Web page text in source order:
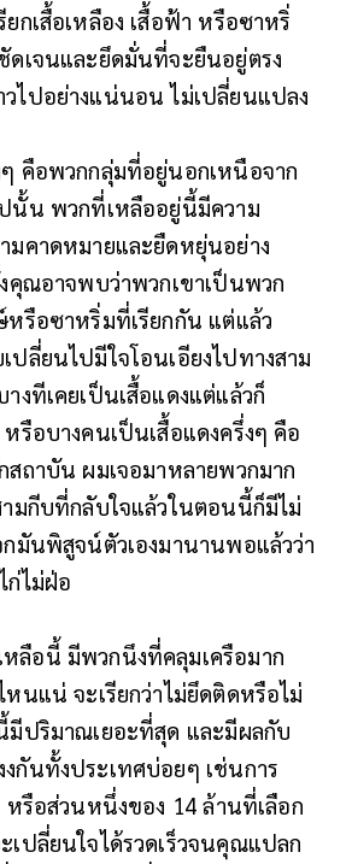
กเสื้อเหลือง เสื้อฟ้า หรือซาหริ่
ดเจนและยึดมั่นที่จะยืนอยู่ตรง
ไปอย่างแน่นอน ไม่เปลี่ยนแปลง
คือพวกกลุ่มที่อยู่นอกเหนือจาก
นั้น พวกที่เหลืออยู่นี้มีความ
มคาดหมายและยืดหยุ่นอย่าง
คุณอาจพบว่าพวกเขาเป็นพวก
หรือซาหริ่มที่เรียกกัน แต่แล้ว
ปลี่ยนไปมีใจโอนเอียงไปทางสาม
งทีเคยเป็นเสื้อแดงแต่แล้วก็
รือบางคนเป็นเสื้อแดงครึ่งๆ คือ
สถาบัน ผมเจอมาหลายพวกมาก
ามกีบที่กลับใจแล้วในตอนนี้ก็มีไม่
มันพิสูจน์ตัวเองมานานพอแล้วว่า
ก่ไม่ฝ่อ
ลือนี้ มีพวกนึงที่คลุมเครือมาก
หนแน่ จะเรียกว่าไม่ยึดติดหรือไม่
มีปริมาณเยอะที่สุด และมีผลกับ
กันทั้งประเทศบ่อยๆ เช่นการ
หรือส่วนหนึ่งของ 14 ล้านที่เลือก
ปลี่ยนใจได้รวดเร็วจนคุณแปลก